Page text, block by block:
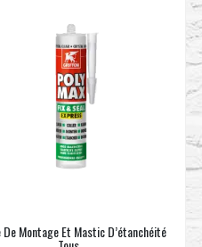
De Montage Et Mastic D’étanchéité